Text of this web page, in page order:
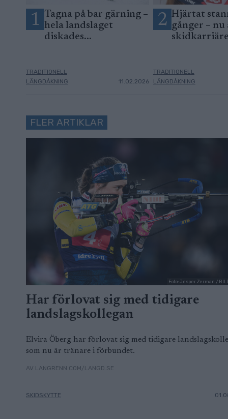
1 Tagna på bar gärning –
hela landslaget
diskades...
TRADITIONELL
LÄNGDÅKNING
11.02.2026
2 Hjärtat
gånger – nu
TRADITIONELL
LÄNGDÅKNING
FLER ARTIKLAR
Foto: Jesper Zerman /
Har förlovat sig med tidigare
landslagskollegan
Elvira Öberg har förlovat sig med tidigare
som nu är tränare i förbundet.
AV LANGRENN.COM/LANGD.SE
SKIDSKYTTE